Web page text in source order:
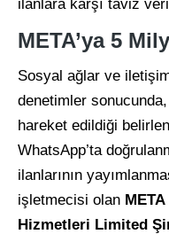
ilanlara karşı taviz
META’ya 5
Sosyal ağlar ve
denetimler
hareket edildiği
WhatsApp’ta
ilanlarının
işletmecisi olan
Hizmetleri Limited